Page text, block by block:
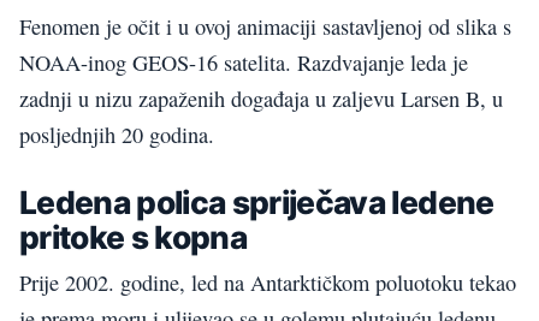
Fenomen je očit i u ovoj animaciji sastavljenoj od slika s
NOAA-inog GEOS-16 satelita. Razdvajanje leda je
zadnji u nizu zapaženih događaja u zaljevu Larsen B, u
posljednjih 20 godina.
Ledena polica spriječava ledene
pritoke s kopna
Prije 2002. godine, led na Antarktičkom poluotoku tekao